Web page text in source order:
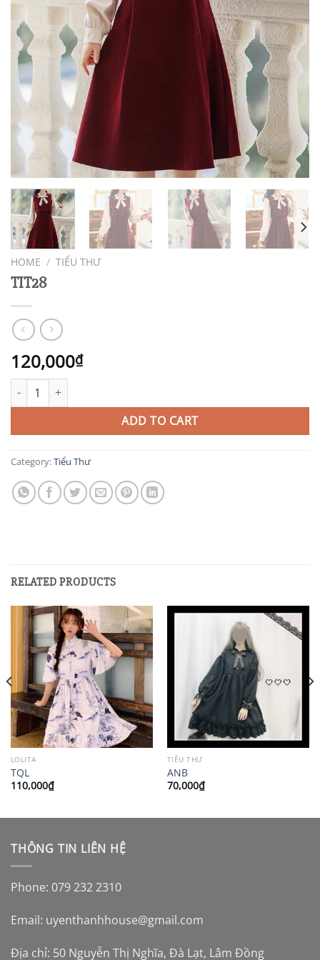
HOME / TIỂU THƯ
TIT28
120,000₫
TIT28 quantity
ADD TO CART
Category:Tiểu Thư
RELATED PRODUCTS
LOLITA
TQL
110,000₫
TIỂU THƯ
ANB
70,000₫
THÔNG TIN LIÊN HỆ
Phone: 079 232 2310
Email: uyenthanhhouse@gmail.com
Địa chỉ: 50 Nguyễn Thị Nghĩa, Đà Lạt, Lâm Đồng